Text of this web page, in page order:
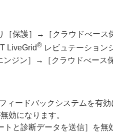
［保護］→［クラウドべー
LiveGrid® レビュテーション
ンジン］→［クラウドべー
フィードバックシステムを有
効になります。
と診断データを送信］を無